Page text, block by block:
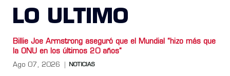
LO ULTIMO
Billie Joe Armstrong aseguró que el Mundial “hizo más que
la ONU en los últimos 20 años”
Ago 07, 2026 NOTICIAS